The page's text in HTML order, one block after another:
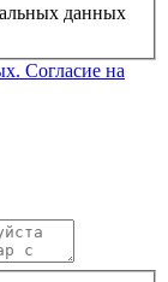
данных
Согласие на